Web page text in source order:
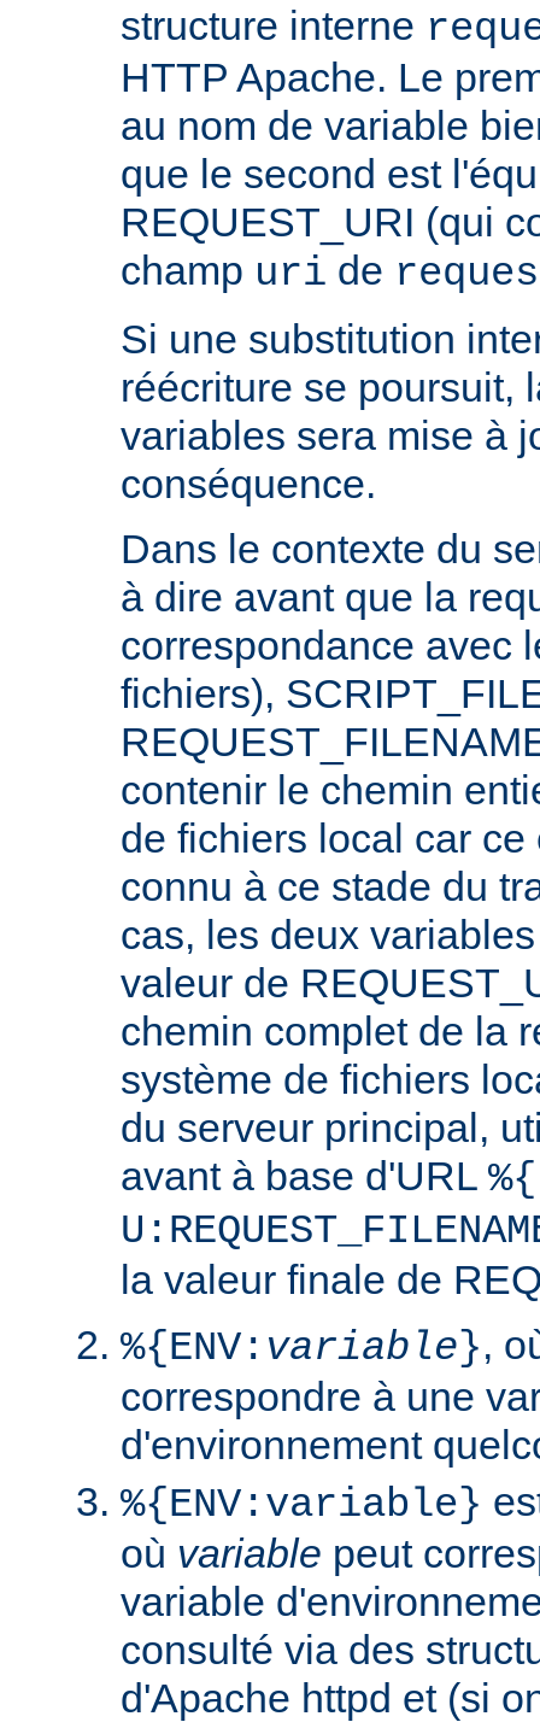
structure interne
HTTP Apache. Le
au nom de variable
que le second est
REQUEST_URI (qui
champ uri de
Si une substitution
réécriture se poursuit,
variables sera mise à
conséquence.
Dans le contexte du
à dire avant que la
correspondance avec
fichiers),
contenir le chemin
de fichiers local car
connu à ce stade du
cas, les deux
valeur de
chemin complet de la
système de fichiers
du serveur principal,
avant à base d'URL
la valeur finale de
%{ENV: variable},
correspondre à une
d'environnement
%{ENV:variable}
où variable peut
variable
consulté via des
d'Apache httpd et (si